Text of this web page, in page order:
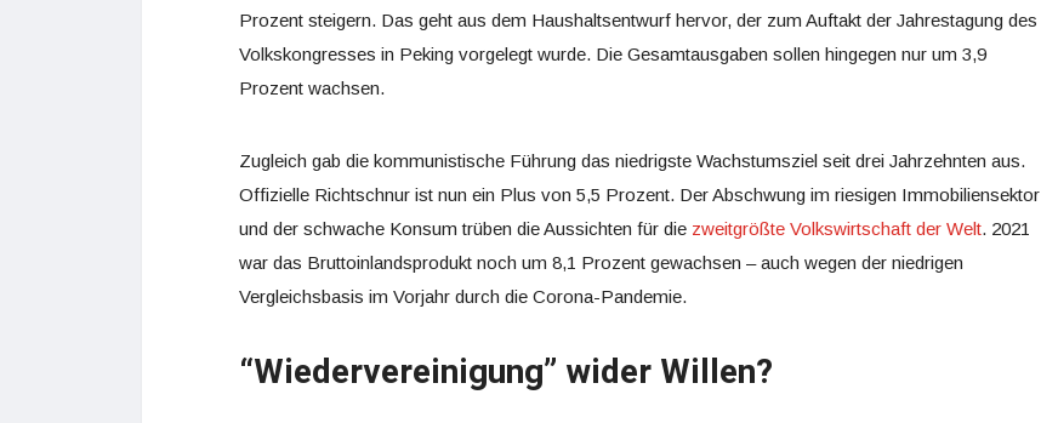
Prozent steigern. Das geht aus dem Haushaltsentwurf hervor, der zum Auftakt der Jahrestagung des
Volkskongresses in Peking vorgelegt wurde. Die Gesamtausgaben sollen hingegen nur um 3,9
Prozent wachsen.
Zugleich gab die kommunistische Führung das niedrigste Wachstumsziel seit drei Jahrzehnten aus.
Offizielle Richtschnur ist nun ein Plus von 5,5 Prozent. Der Abschwung im riesigen Immobiliensektor
und der schwache Konsum trüben die Aussichten für die zweitgrößte Volkswirtschaft der Welt. 2021
war das Bruttoinlandsprodukt noch um 8,1 Prozent gewachsen – auch wegen der niedrigen
Vergleichsbasis im Vorjahr durch die Corona-Pandemie.
“Wiedervereinigung” wider Willen?